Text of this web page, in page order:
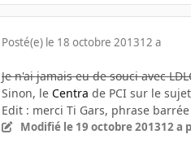
Posté(e) le 18 octobre 201312 a
Je n'ai jamais eu de souci avec
Sinon, le Centra de PCI sur le
Edit : merci Ti Gars, phrase barrée
Modifié le 19 octobre 201312 a